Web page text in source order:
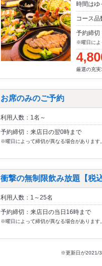
時間はゆ
コース品
予約締切
※曜日によ
厳選の充
お席のみのご予約
利用人数：1名～
予約締切：来店日の翌0時まで
※曜日によって締切が異なる場合があります。
衝撃の無制限飲み放題【税
利用人数：1～25名
予約締切：来店日の当日16時まで
※曜日によって締切が異なる場合があります。
※更新日が2021/